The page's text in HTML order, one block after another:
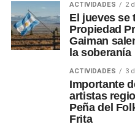
ACTIVIDADES 2
El jueves se
Propiedad
Gaiman
la soberanía
ACTIVIDADES 3
Importante
artistas
Peña del
Frita